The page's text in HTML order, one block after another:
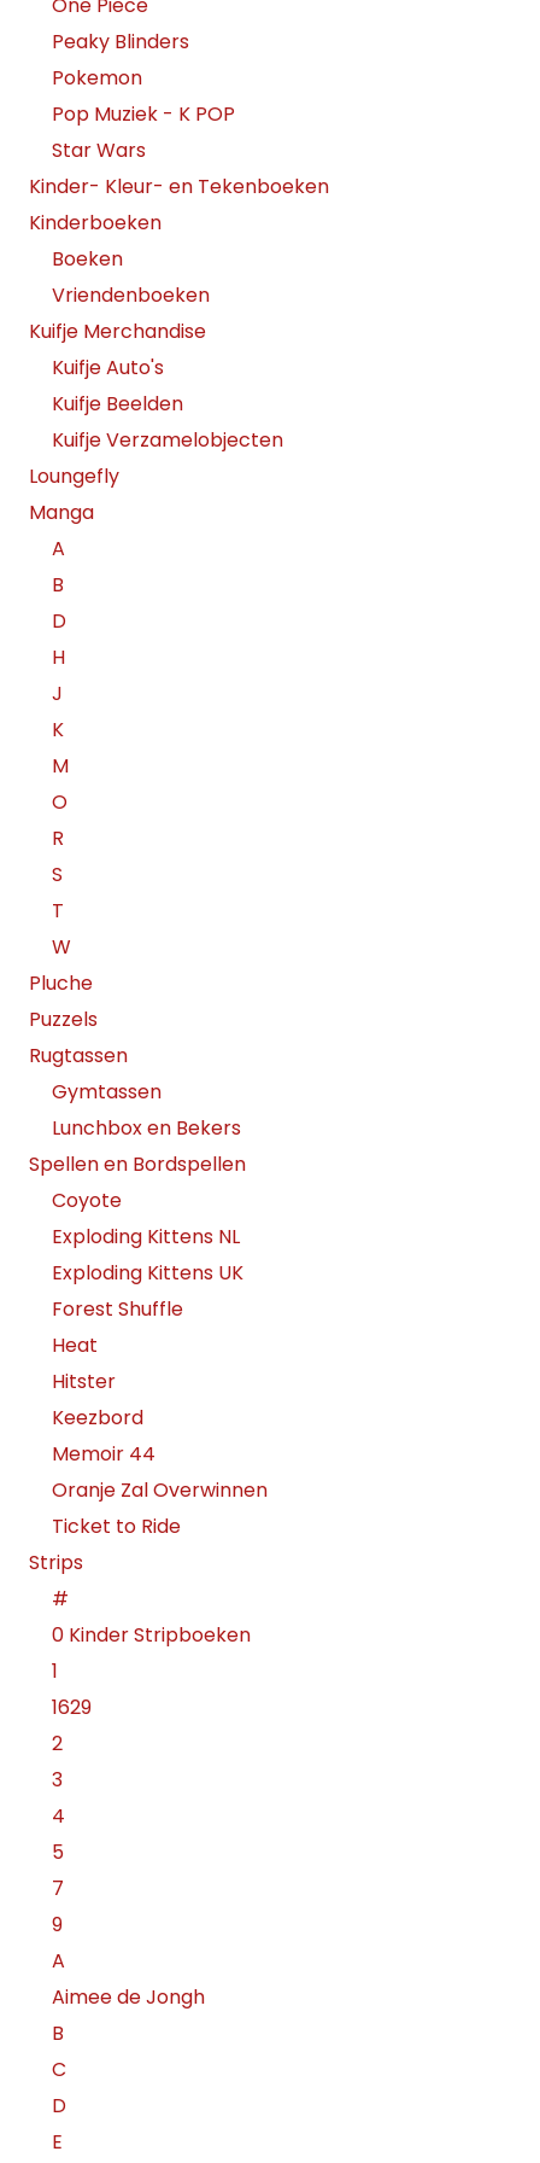
One Piece
Peaky Blinders
Pokemon
Pop Muziek - K POP
Star Wars
Kinder- Kleur- en Tekenboeken
Kinderboeken
Boeken
Vriendenboeken
Kuifje Merchandise
Kuifje Auto's
Kuifje Beelden
Kuifje Verzamelobjecten
Loungefly
Manga
A
B
D
H
J
K
M
O
R
S
T
W
Pluche
Puzzels
Rugtassen
Gymtassen
Lunchbox en Bekers
Spellen en Bordspellen
Coyote
Exploding Kittens NL
Exploding Kittens UK
Forest Shuffle
Heat
Hitster
Keezbord
Memoir 44
Oranje Zal Overwinnen
Ticket to Ride
Strips
#
0 Kinder Stripboeken
1
1629
2
3
4
5
7
9
A
Aimee de Jongh
B
C
D
E